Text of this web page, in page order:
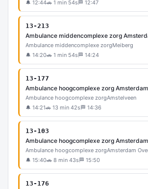
🔔 12:44🚗 1 min 54s 🏁 12:47
13-213
Ambulance middencomplexe zorg
Ambulance middencomplexe zorgMeiberg
🔔 14:20🚗 1 min 54s 🏁 14:24
13-177
Ambulance hoogcomplexe zorg
Ambulance hoogcomplexe zorgAmstelveen
🔔 14:21🚗 13 min 42s 🏁 14:36
13-103
Ambulance hoogcomplexe zorg
Ambulance hoogcomplexe zorgAmsterdam
🔔 15:40🚗 8 min 43s 🏁 15:50
13-176